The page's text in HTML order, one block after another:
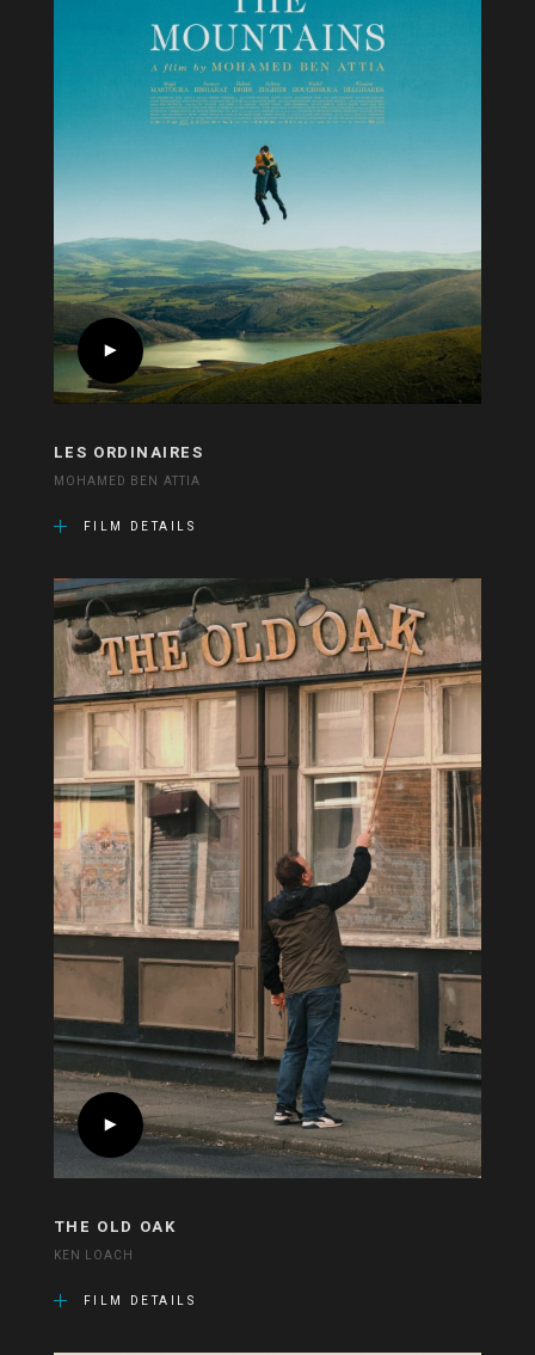
LES ORDINAIRES
MOHAMED BEN ATTIA
FILM DETAILS
THE OLD OAK
KEN LOACH
FILM DETAILS